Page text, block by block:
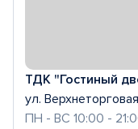
ТДК "Гостиный
ул.
ПН - ВС 10:00 -